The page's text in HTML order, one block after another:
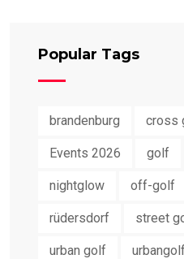
Popular Tags
brandenburg cross
Events 2026 golf
nightglow off-golf
rüdersdorf street
urban golf